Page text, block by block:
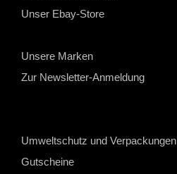
Unser Ebay-Store
Unsere Marken
Zur Newsletter-Anmeldung
Umweltschutz und Verpackungen
Gutscheine